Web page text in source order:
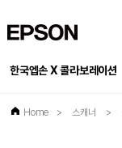
한국엡손 X 콜라보레이션
Home > 스캐너 >